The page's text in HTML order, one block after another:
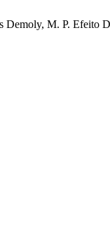
M. P. Efeito